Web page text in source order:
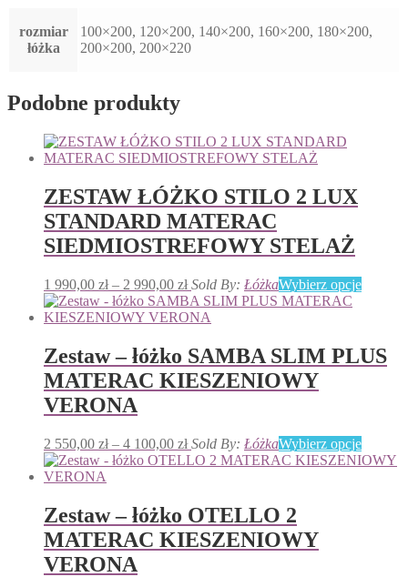
rozmiar
łóżka
100×200, 120×200, 140×200, 160×200, 180×200,
200×200, 200×220
Podobne produkty
ZESTAW ŁÓŻKO STILO 2 LUX
STANDARD MATERAC
SIEDMIOSTREFOWY STELAŻ
1 990,00 zł – 2 990,00 złZakres
cen:
od
990,00 zł
do
2
Sold By: ŁóżkaWybierz opcjeTen
Opcje
Zestaw – łóżko SAMBA SLIM PLUS
MATERAC KIESZENIOWY
VERONA
2 550,00 zł – 4 100,00 złZakres
cen:
550,00 zł
do
4
Sold By: ŁóżkaWybierz opcjeTen
produkt
Zestaw – łóżko OTELLO 2
MATERAC KIESZENIOWY
VERONA